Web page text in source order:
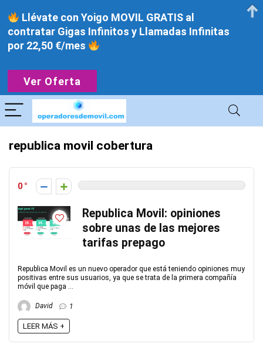
republica movil cobertura
0
Republica Movil: opiniones
sobre unas de las mejores
tarifas prepago
Republica Movil es un nuevo operador que está teniendo opiniones muy
positivas entre sus usuarios, ya que se trata de la primera compañía
móvil que paga ...
David 1
LEER MÁS +
Llévate con Yoigo MOVIL GRATIS al
contratar Gigas Infinitos y Llamadas Infinitas
por 22,50 €/mes
Ver Oferta